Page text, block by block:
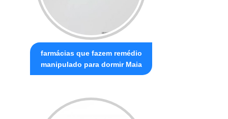
farmácias que fazem remédio
manipulado para dormir Maia